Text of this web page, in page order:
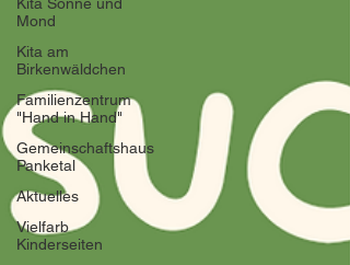
Mond
Kita am
Birkenwäldchen
Familienzentrum
"Hand in Hand"
Gemeinschaftshaus
Panketal
Aktuelles
Vielfarb
Kinderseiten